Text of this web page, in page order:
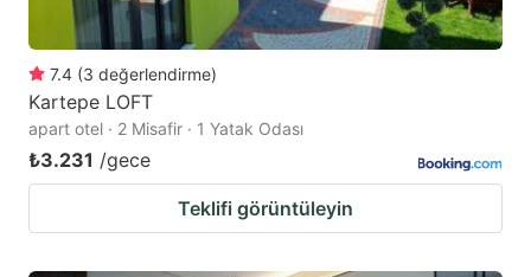
7.4 (3 değerlendirme)
Kartepe LOFT
apart otel · 2 Misafir · 1 Yatak Odası
₺3.231 /gece
Teklifi görüntüleyin